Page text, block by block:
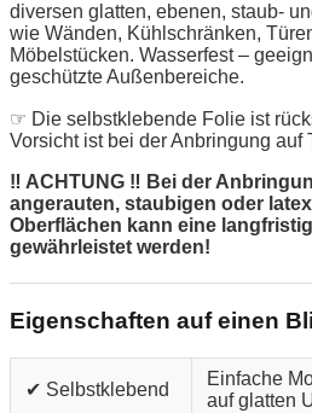
diversen glatten, ebenen, staub-
wie Wänden, Kühlschränken,
Möbelstücken. Wasserfest –
geschützte Außenbereiche.
☞ Die selbstklebende Folie ist
Vorsicht ist bei der Anbringung auf
‼ ACHTUNG ‼ Bei der
angerauten, staubigen oder
Oberflächen kann eine
gewährleistet werden!
Eigenschaften auf einen
✔ Selbstklebend
Einfache
auf glatten